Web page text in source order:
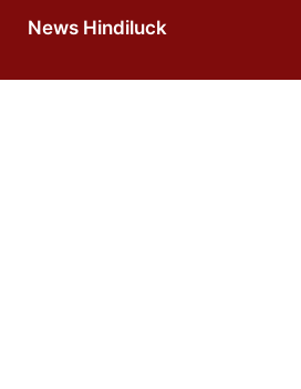
News Hindiluck